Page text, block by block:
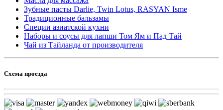
Зубные пасты Darlie, Twin Lotus, RASYAN Isme
Традиционные бальзамы
Специи азиатской кухни
Наборы и соусы для лапши Том Ям и Пад Тай
Чай из Тайланда от производителя
Схема проезда